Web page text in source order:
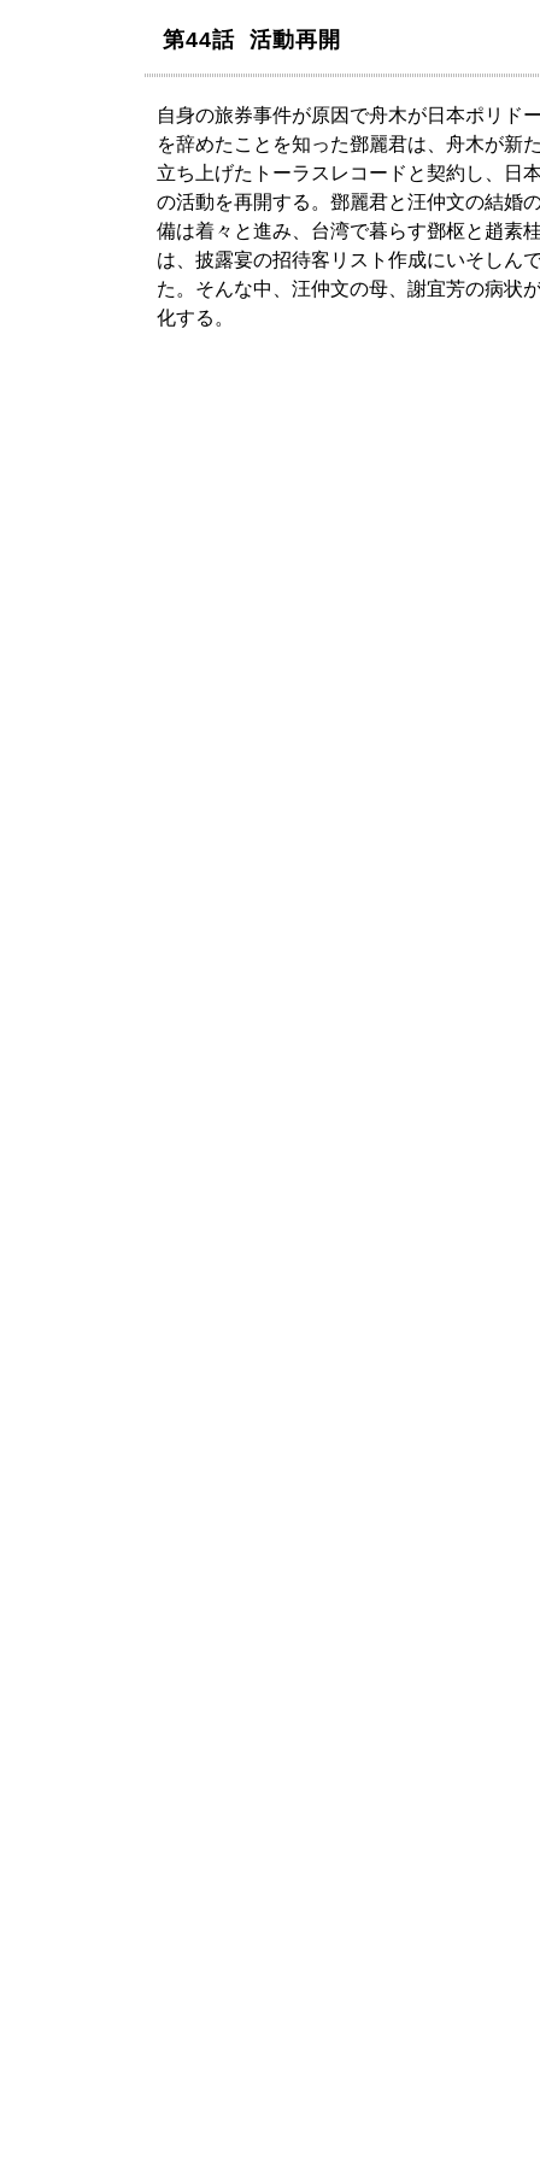
第44話 活動再開
自身の旅券事件が原因で舟木が日本ポリド
を辞めたことを知った鄧麗君は、舟木が新
立ち上げたトーラスレコードと契約し、日
の活動を再開する。鄧麗君と汪仲文の結婚
備は着々と進み、台湾で暮らす鄧枢と趙素
は、披露宴の招待客リスト作成にいそしん
た。そんな中、汪仲文の母、謝宜芳の病状
化する。